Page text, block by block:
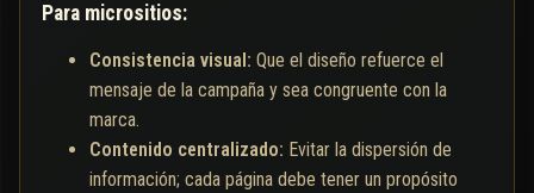
Para micrositios:
Consistencia visual: Que el diseño refuerce el
mensaje de la campaña y sea congruente con la
marca.
Contenido centralizado: Evitar la dispersión de
información; cada página debe tener un propósito